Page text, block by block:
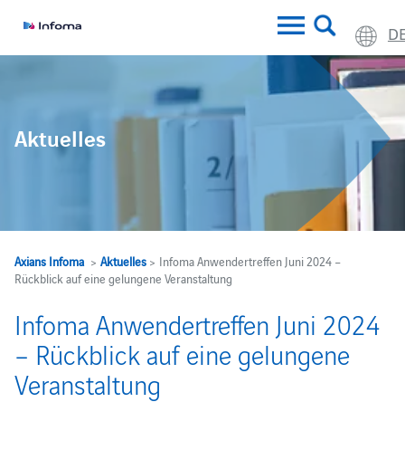
Aktuelles
Axians Infoma> Aktuelles> Infoma Anwendertreffen Juni 2024 –
Rückblick auf eine gelungene Veranstaltung
Infoma Anwendertreffen Juni 2024
– Rückblick auf eine gelungene
Veranstaltung